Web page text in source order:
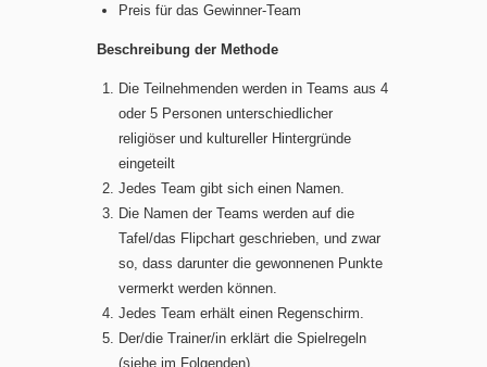
Preis für das Gewinner-Team
Beschreibung der Methode
Die Teilnehmenden werden in Teams aus 4
oder 5 Personen unterschiedlicher
religiöser und kultureller Hintergründe
eingeteilt
Jedes Team gibt sich einen Namen.
Die Namen der Teams werden auf die
Tafel/das Flipchart geschrieben, und zwar
so, dass darunter die gewonnenen Punkte
vermerkt werden können.
Jedes Team erhält einen Regenschirm.
Der/die Trainer/in erklärt die Spielregeln
(siehe im Folgenden).